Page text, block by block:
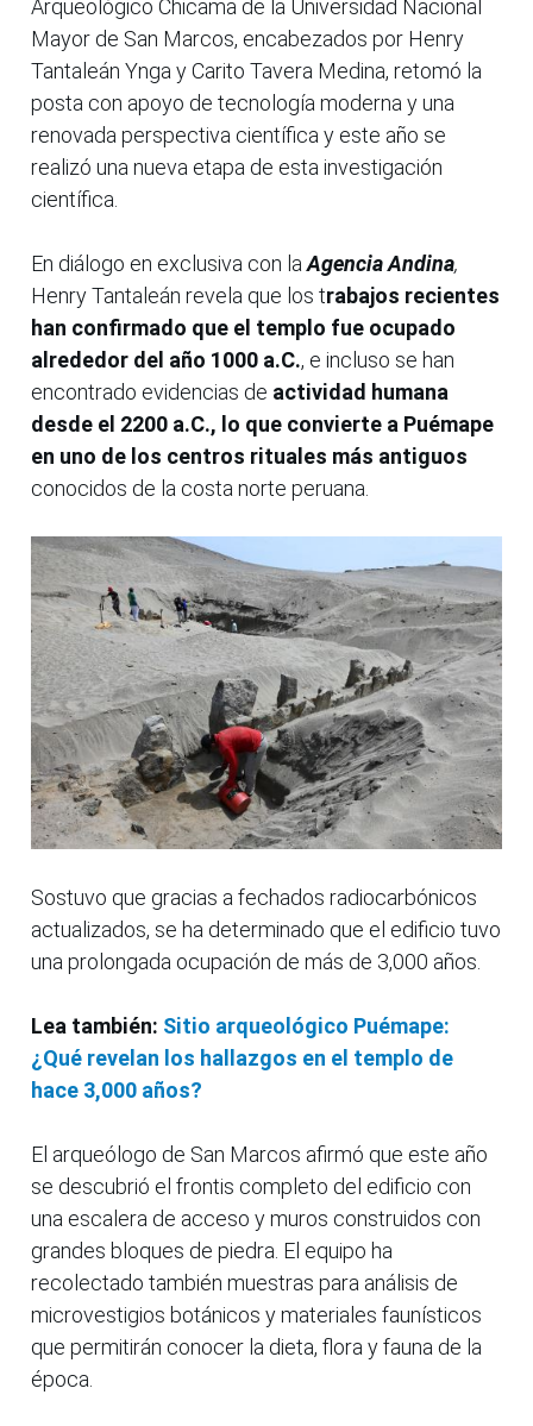
Arqueológico Chicama de la Universidad Nacional
Mayor de San Marcos, encabezados por Henry
Tantaleán Ynga y Carito Tavera Medina, retomó la
posta con apoyo de tecnología moderna y una
renovada perspectiva científica y este año se
realizó una nueva etapa de esta investigación
científica.
En diálogo en exclusiva con laAgenciaAndina,
Henry Tantaleán revela que los trabajos recientes
han confirmado que el templo fue ocupado
alrededor del año 1000 a.C., e incluso se han
encontrado evidencias de actividad humana
desde el 2200 a.C., lo que convierte a Puémape
en uno de los centros rituales más antiguos
conocidos de la costa norte peruana.
Sostuvo que gracias a fechados radiocarbónicos
actualizados, se ha determinado que el edificio tuvo
una prolongada ocupación de más de 3,000 años.
Lea también: Sitio arqueológico Puémape:
¿Qué revelan los hallazgos en el templo de
hace 3,000 años?
El arqueólogo de San Marcos afirmó que este año
se descubrió el frontis completo del edificio con
una escalera de acceso y muros construidos con
grandes bloques de piedra. El equipo ha
recolectado también muestras para análisis de
microvestigios botánicos y materiales faunísticos
que permitirán conocer la dieta, flora y fauna de la
época.